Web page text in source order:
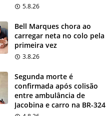
5.8.26
Bell Marques chora ao
carregar neta no colo pela
primeira vez
3.8.26
Segunda morte é
confirmada após colisão
entre ambulância de
Jacobina e carro na BR-324